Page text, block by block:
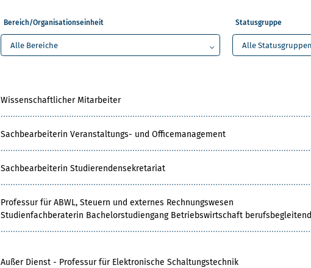
Bereich/Organisationseinheit Statusgruppe
Wissenschaftlicher Mitarbeiter
Sachbearbeiterin Veranstaltungs- und Officemanagement
Sachbearbeiterin Studierendensekretariat
Professur für ABWL, Steuern und externes Rechnungswesen
Studienfachberaterin Bachelorstudiengang Betriebswirtschaft berufsbegleitend
Außer Dienst - Professur für Elektronische Schaltungstechnik